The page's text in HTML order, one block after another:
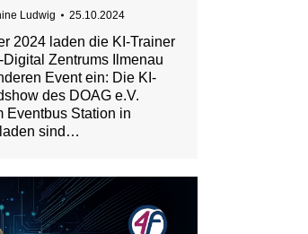
Ludwig 25.10.2024
2024 laden die KI-Trainer
Zentrums Ilmenau
Event ein: Die KI-
des DOAG e.V.
Eventbus Station in
sind…